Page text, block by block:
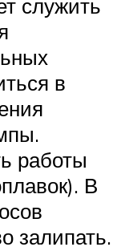
служить
в
работы
В
залипать.